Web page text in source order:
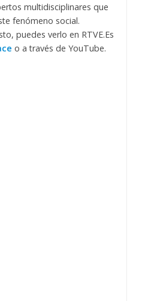
multidisciplinares que
fenómeno social.
puedes verlo en RTVE.Es
o a través de YouTube.